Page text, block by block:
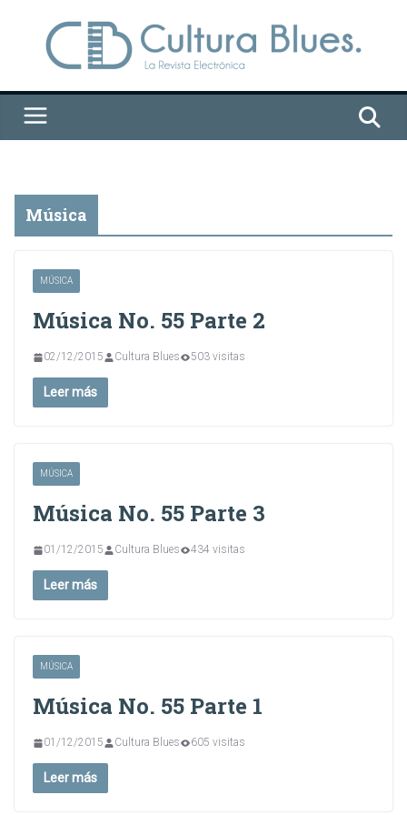
contenido
Música
MÚSICA
Música No. 55 Parte 2
02/12/2015 Cultura Blues 503 visitas
Leer más
MÚSICA
Música No. 55 Parte 3
01/12/2015 Cultura Blues 434 visitas
Leer más
MÚSICA
Música No. 55 Parte 1
01/12/2015 Cultura Blues 605 visitas
Leer más